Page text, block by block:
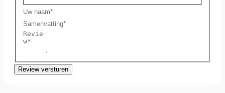
Uw
naam
Samenvatting
Review
Review versturen